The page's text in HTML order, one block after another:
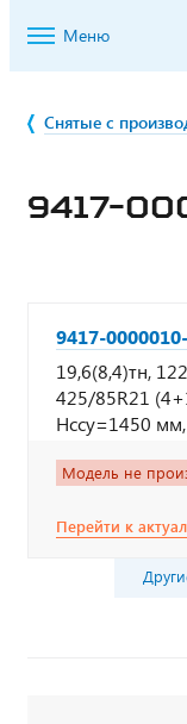
Меню
Снятые с
9417-
9417-
19,6(8,4)тн,
425/85R21
Нссу=1450
Модель не
Перейти к